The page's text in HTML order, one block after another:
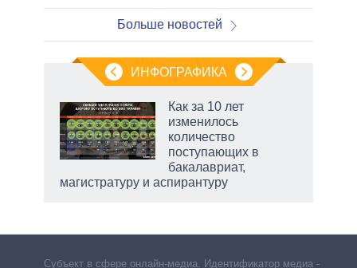
Больше новостей
ИНФОГРАФИКА
Как за 10 лет
изменилось
количество
поступающих в
бакалавриат,
магистратуру и аспирантуру
Субъект в сфере онлайн-медиа. Идентификатор медиа –